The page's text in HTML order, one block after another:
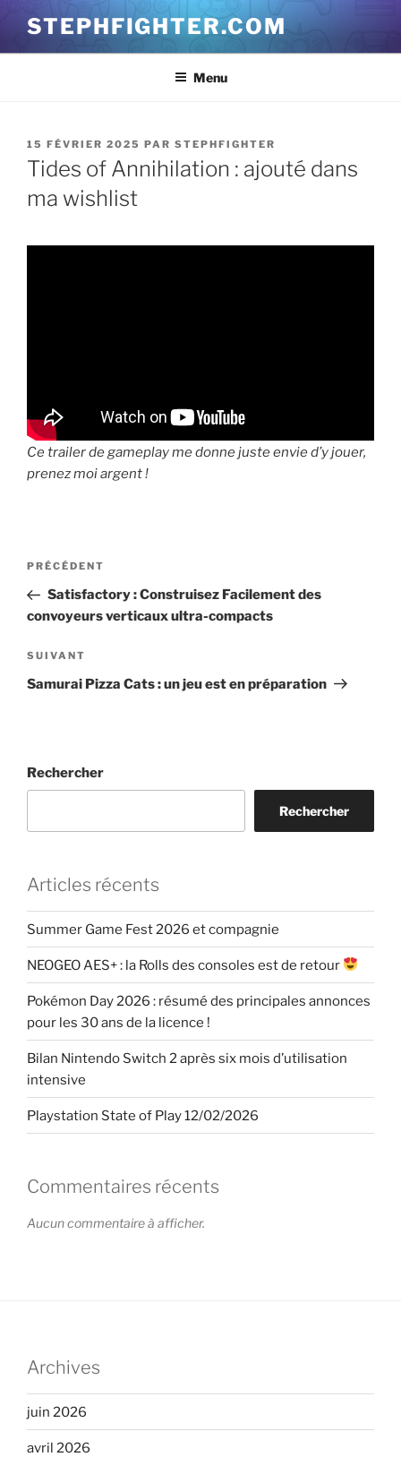
contenu
STEPHFIGHTER.COM
Menu
PUBLIÉ
LE
15 FÉVRIER 2025 PAR STEPHFIGHTER
Tides of Annihilation : ajouté dans
ma wishlist
Ce trailer de gameplay me donne juste envie d’y jouer,
prenez moi argent !
Navigation
l’article
Article
précédent
PRÉCÉDENT
Satisfactory : Construisez Facilement des
convoyeurs verticaux ultra-compacts
Article
suivant
SUIVANT
Samurai Pizza Cats : un jeu est en préparation
Rechercher
Rechercher
Articles récents
Summer Game Fest 2026 et compagnie
NEOGEO AES+ : la Rolls des consoles est de retour
Pokémon Day 2026 : résumé des principales annonces
pour les 30 ans de la licence !
Bilan Nintendo Switch 2 après six mois d’utilisation
intensive
Playstation State of Play 12/02/2026
Commentaires récents
Aucun commentaire à afficher.
Archives
juin 2026
avril 2026